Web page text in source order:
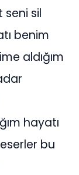
seni sil
benim
aldığım
hayatı
bu